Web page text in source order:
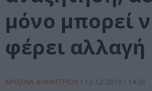
μόνο μπορεί
φέρει αλλαγή
ΑΡΙΛΕΝΑ ΔΗΜΗΤΡΙΟΥ / 12-12-2019 / 14:36